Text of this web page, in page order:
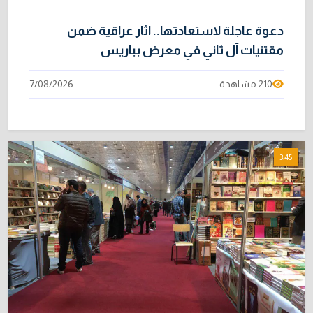
دعوة عاجلة لاستعادتها.. آثار عراقية ضمن
مقتنيات آل ثاني في معرض بباريس
210 مشاهدة 7/08/2026
3:45